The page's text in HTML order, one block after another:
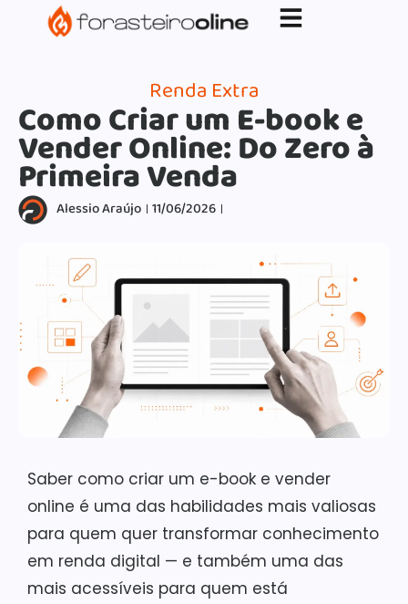
G-XVBZZCFH00pub-5970489886047746AW-
17954400846.
Renda Extra
Como Criar um E-book e
Vender Online: Do Zero à
Primeira Venda
Alessio Araújo 11/06/2026
Saber como criar um e-book e vender
online é uma das habilidades mais valiosas
para quem quer transformar conhecimento
em renda digital — e também uma das
mais acessíveis para quem está